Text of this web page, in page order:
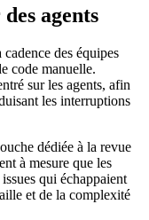
agents
des équipes
code manuelle.
sur les agents, afin
les interruptions
dédiée à la revue
à mesure que les
qui échappaient
et de la complexité